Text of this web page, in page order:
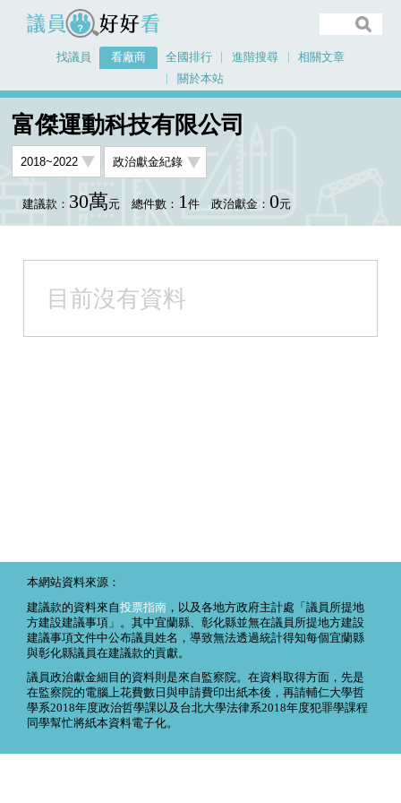
議員好好看
找議員 看廠商 全國排行 進階搜尋
相關文章
關於本站
首頁
富傑運動科技有限公司
建議款： 30萬元 總件數： 1件 政治獻金： 0元
目前沒有資料
本網站資料來源：
建議款的資料來自投票指南 ，以及各地方政府主計處「議員所提地
方建設建議事項」。其中宜蘭縣、彰化縣並無在議員所提地方建設
建議事項文件中公布議員姓名，導致無法透過統計得知每個宜蘭縣
與彰化縣議員在建議款的貢獻。
議員政治獻金細目的資料則是來自監察院。在資料取得方面，先是
在監察院的電腦上花費數日與申請費印出紙本後，再請輔仁大學哲
學系2018年度政治哲學課以及台北大學法律系2018年度犯罪學課程
同學幫忙將紙本資料電子化。